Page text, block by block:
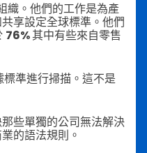
織。他們的工作是為產
享設定全球標準。他們
76%其中有些來自零售
標準進行掃描。這不是
些單獨的公司無法解決
的語法規則。